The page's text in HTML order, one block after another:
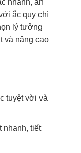
ắc quy chì
lý tưởng
và nâng cao
tuyệt vời và
nhanh, tiết